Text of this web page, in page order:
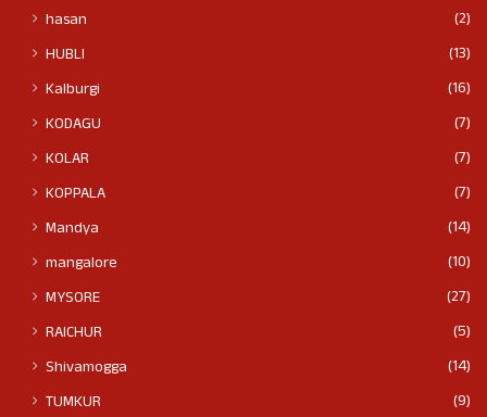
hasan
(2)
HUBLI
(13)
Kalburgi
(16)
KODAGU
(7)
KOLAR
(7)
KOPPALA
(7)
Mandya
(14)
mangalore
(10)
MYSORE
(27)
RAICHUR
(5)
Shivamogga
(14)
TUMKUR
(9)